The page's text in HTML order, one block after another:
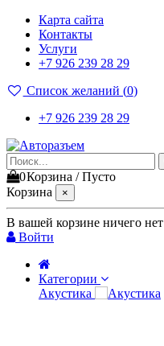
Карта сайта
Контакты
Услуги
+7 926 239 28 29
Список желаний (0)
+7 926 239 28 29
0Корзина /Пусто
Корзина
×
В вашей корзине ничего нет
Войти
Категории
Акустика